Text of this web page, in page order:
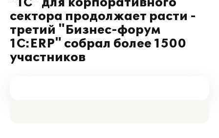
сектора продолжает расти -
третий "Бизнес-форум
1С:ERP" собрал более 1500
участников